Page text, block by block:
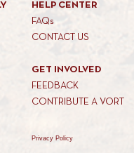
HELP CENTER
FAQs
CONTACT US
GET INVOLVED
FEEDBACK
CONTRIBUTE A VORT
Privacy Policy